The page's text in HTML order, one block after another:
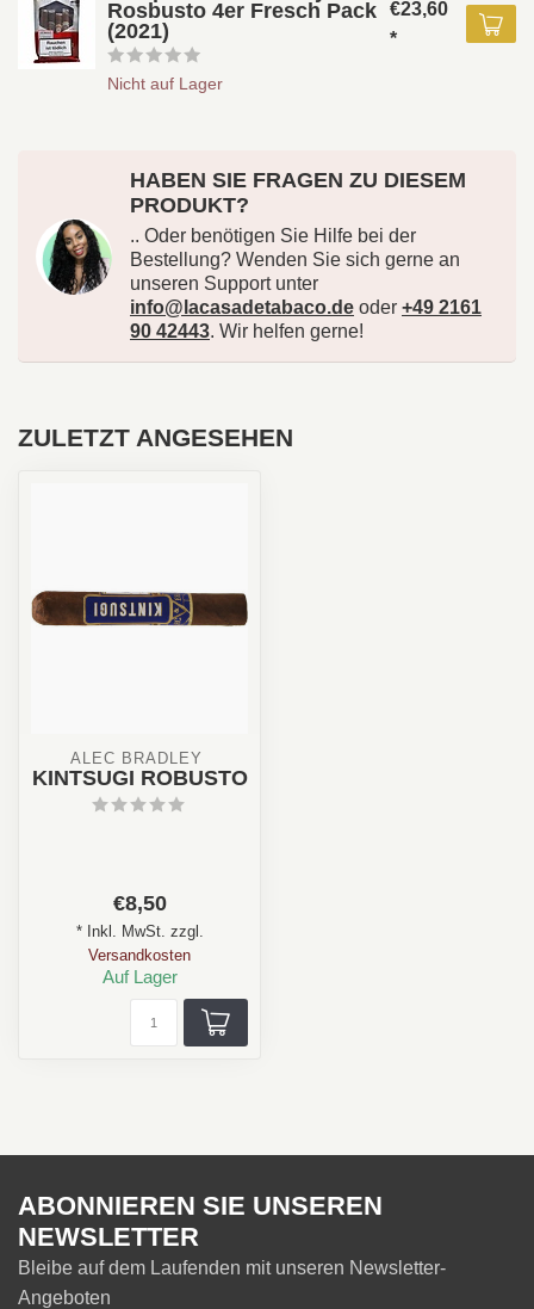
Rosbusto 4er Fresch Pack
(2021)
Nicht auf Lager
€23,60
*
HABEN SIE FRAGEN ZU DIESEM
PRODUKT?
.. Oder benötigen Sie Hilfe bei der
Bestellung? Wenden Sie sich gerne an
unseren Support unter
info@lacasadetabaco.de oder +49 2161
90 42443. Wir helfen gerne!
ZULETZT ANGESEHEN
ALEC BRADLEY
KINTSUGI ROBUSTO
€8,50
* Inkl. MwSt. zzgl.
Versandkosten
Auf Lager
ABONNIEREN SIE UNSEREN
NEWSLETTER
Bleibe auf dem Laufenden mit unseren Newsletter-
Angeboten